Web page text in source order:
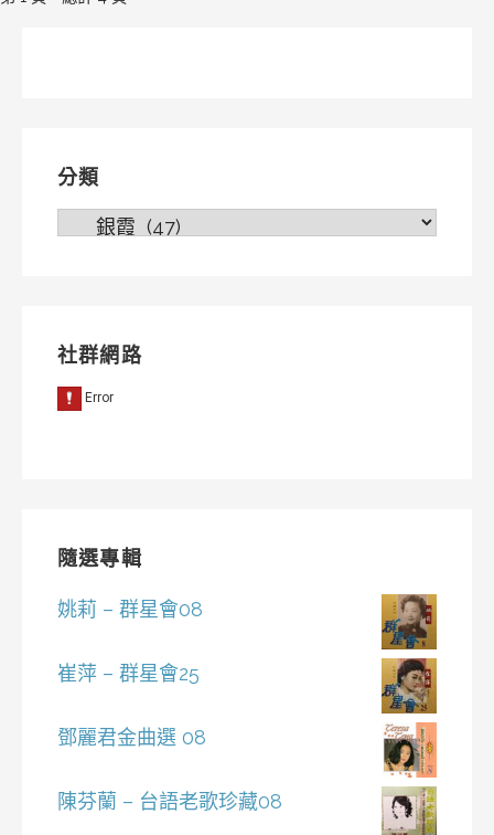
分類
社群網路
隨選專輯
姚莉 – 群星會08
崔萍 – 群星會25
鄧麗君金曲選 08
陳芬蘭 – 台語老歌珍藏08